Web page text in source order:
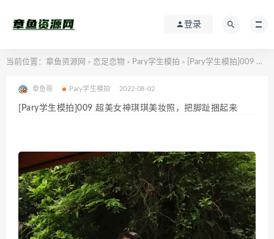
登录
当前位置： 章鱼资源网 > 恋足恋物 > Pary学生模拍 > [Pary学生模拍]009 超美女神琪琪美妆照，把脚趾捆起来
章鱼哥 Pary学生模拍 2022-08-02
[Pary学生模拍]009 超美女神琪琪美妆照，把脚趾捆起来